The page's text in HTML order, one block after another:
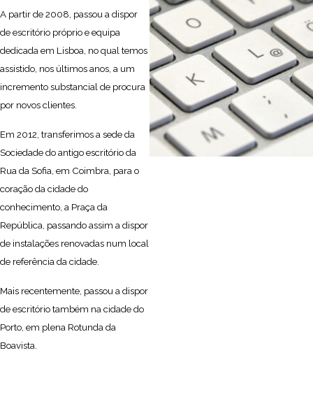
A partir de 2008, passou a dispor
de escritório próprio e equipa
dedicada em Lisboa, no qual temos
assistido, nos últimos anos, a um
incremento substancial de procura
por novos clientes.
Em 2012, transferimos a sede da
Sociedade do antigo escritório da
Rua da Sofia, em Coimbra, para o
coração da cidade do
conhecimento, a Praça da
República, passando assim a dispor
de instalações renovadas num local
de referência da cidade.
Mais recentemente, passou a dispor
de escritório também na cidade do
Porto, em plena Rotunda da
Boavista.